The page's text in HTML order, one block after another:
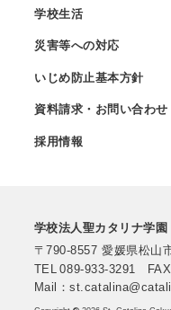
学校生活
災害等への対応
いじめ防止基本方針
資料請求・お問い合わせ
採用情報
学校法人聖カタリナ学園
〒790-8557 愛媛県松山
TEL
089-933-3291 FAX
Mail：